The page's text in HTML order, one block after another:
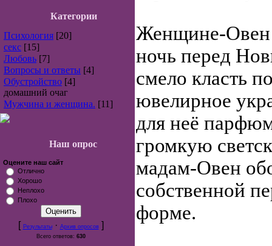
Категории
Психология [20]
секс [15]
Любовь [7]
Вопросы и ответы [4]
Обустройство [4]
домашний очаг
Мужчина и женщина. [11]
Наш опрос
Оцените наш сайт
Отлично
Хорошо
Неплохо
Плохо
[ Результаты· Архив опросов]
Всего ответов: 630
Женщине-Овен
ночь перед
смело класть
ювелирное
для неё
громкую
мадам-Овен
собственной
форме.